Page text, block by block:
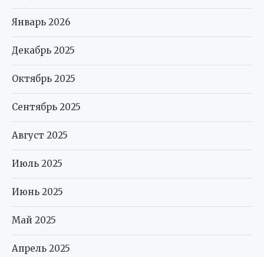
Январь 2026
Декабрь 2025
Октябрь 2025
Сентябрь 2025
Август 2025
Июль 2025
Июнь 2025
Май 2025
Апрель 2025